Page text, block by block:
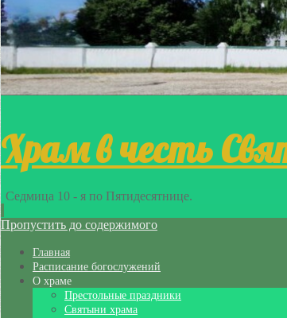
Храм в честь
Седмица 10 - я по Пятидесятнице.
Пропустить до содержимого
Главная
Расписание богослужений
О храме
Престольные праздники
Святыни храма